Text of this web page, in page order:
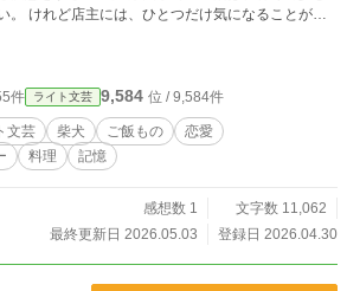
とがあ
も、昔飼っていた柴犬と重なって見えてしまうの
当に――。
件 ライト文芸 9,584 位 / 9,584件
文芸 柴犬 ご飯もの
恋愛
料理 記憶
感想数 1
文字数 11,062
最終更新日 2026.05.03
登録日 2026.04.30